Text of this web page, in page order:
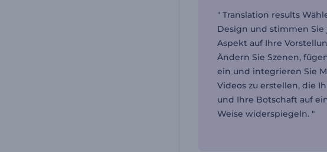
" Translation results
Design und stimmen Sie
Aspekt auf Ihre
Ändern Sie Szenen,
ein und integrieren Sie
Videos zu erstellen, die
und Ihre Botschaft auf
Weise widerspiegeln. "